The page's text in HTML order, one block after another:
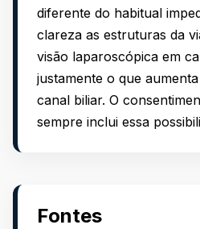
diferente do habitual
clareza as estruturas da
visão laparoscópica em
justamente o que
canal biliar. O
sempre inclui essa
Fontes